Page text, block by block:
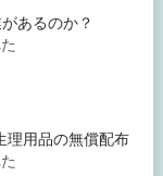
あるのか？
理用品の無償配布